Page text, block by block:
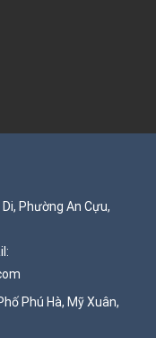
Phường An Cựu,
Phú Hà, Mỹ Xuân,